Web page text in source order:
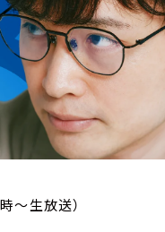
～生放送）